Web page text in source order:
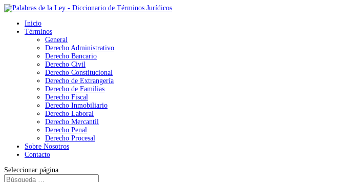
Inicio
Términos
General
Derecho Administrativo
Derecho Bancario
Derecho Civil
Derecho Constitucional
Derecho de Extrangería
Derecho de Familias
Derecho Fiscal
Derecho Inmobiliario
Derecho Laboral
Derecho Mercantil
Derecho Penal
Derecho Procesal
Sobre Nosotros
Contacto
Seleccionar página